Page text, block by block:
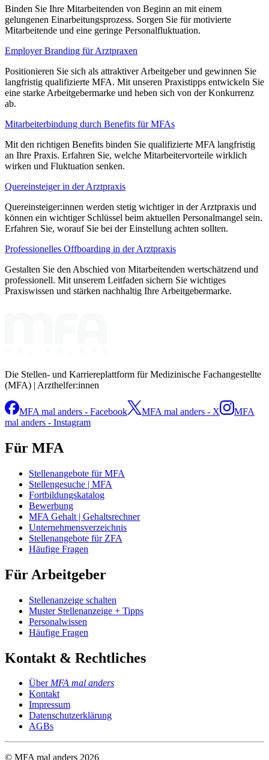
Binden Sie Ihre Mitarbeitenden von Beginn an mit einem
gelungenen Einarbeitungsprozess. Sorgen Sie für motivierte
Mitarbeitende und eine geringe Personalfluktuation.
Employer Branding für Arztpraxen
Positionieren Sie sich als attraktiver Arbeitgeber und gewinnen Sie
langfristig qualifizierte MFA. Mit unseren Praxistipps entwickeln Sie
eine starke Arbeitgebermarke und heben sich von der Konkurrenz
ab.
Mitarbeiterbindung durch Benefits für MFAs
Mit den richtigen Benefits binden Sie qualifizierte MFA langfristig
an Ihre Praxis. Erfahren Sie, welche Mitarbeitervorteile wirklich
wirken und Fluktuation senken.
Quereinsteiger in der Arztpraxis
Quereinsteiger:innen werden stetig wichtiger in der Arztpraxis und
können ein wichtiger Schlüssel beim aktuellen Personalmangel sein.
Erfahren Sie, worauf Sie bei der Einstellung achten sollten.
Professionelles Offboarding in der Arztpraxis
Gestalten Sie den Abschied von Mitarbeitenden wertschätzend und
professionell. Mit unserem Leitfaden sichern Sie wichtiges
Praxiswissen und stärken nachhaltig Ihre Arbeitgebermarke.
Die Stellen- und Karriereplattform für Medizinische Fachangestellte
(MFA) | Arzthelfer:innen
MFA mal anders - Facebook MFA mal anders - X
MFA
mal anders - Instagram
Für MFA
Stellenangebote für MFA
Stellengesuche | MFA
Fortbildungskatalog
Bewerbung
MFA Gehalt | Gehaltsrechner
Unternehmensverzeichnis
Stellenangebote für ZFA
Häufige Fragen
Für Arbeitgeber
Stellenanzeige schalten
Muster Stellenanzeige + Tipps
Personalwissen
Häufige Fragen
Kontakt & Rechtliches
ÜberMFA mal anders
Kontakt
Impressum
Datenschutzerklärung
AGBs
© MFA mal anders 2026